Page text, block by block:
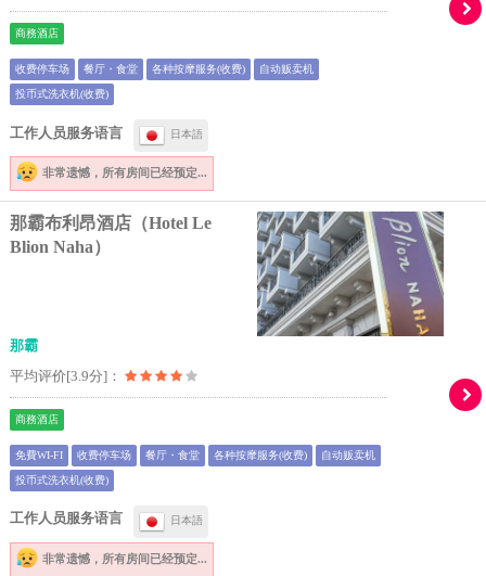
商務酒店
收费停车场 餐厅・食堂 各种按摩服务(收费) 自动贩卖机
投币式洗衣机(收费)
工作人员服务语言 日本語
非常遗憾， 所有房间已经预定...
那霸布利昂酒店（Hotel Le
Blion Naha）
那霸
平均评价[3.9分]：
商務酒店
免費WI-FI 收费停车场 餐厅・食堂 各种按摩服务(收费) 自动贩卖机
投币式洗衣机(收费)
工作人员服务语言 日本語
非常遗憾， 所有房间已经预定...